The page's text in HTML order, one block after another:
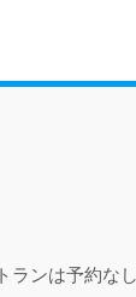
ランは予約な